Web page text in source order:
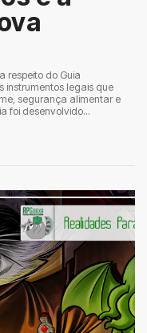
respeito do Guia
instrumentos legais que
segurança alimentar e
foi desenvolvido...